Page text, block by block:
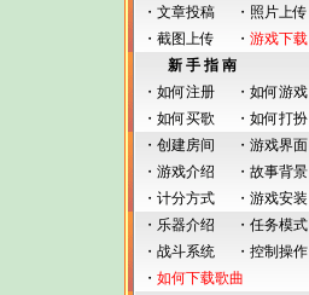
・ 文章投稿 ・ 照片上传
・ 截图上传 ・ 游戏下载
新 手 指 南
・ 如何注册 ・ 如何游戏
・ 如何买歌 ・ 如何打扮
・ 创建房间 ・ 游戏界面
・ 游戏介绍 ・ 故事背景
・计分方式
・ 游戏安装
・ 乐器介绍 ・ 任务模式
・ 战斗系统 ・ 控制操作
・ 如何下载歌曲